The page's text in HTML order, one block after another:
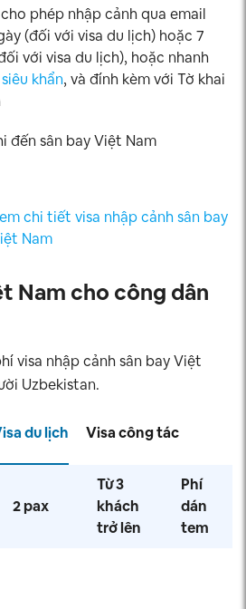
phép nhập cảnh qua email
(đối với visa du lịch) hoặc 7
với visa du lịch), hoặc nhanh
khẩn, và đính kèm với Tờ khai
đến sân bay Việt Nam
chi tiết visa nhập cảnh sân bay
Nam
Nam cho công dân
visa nhập cảnh sân bay Việt
Uzbekistan.
du lịch Visa công tác
2 pax
Từ 3
khách
trở lên
Phí
dán
tem